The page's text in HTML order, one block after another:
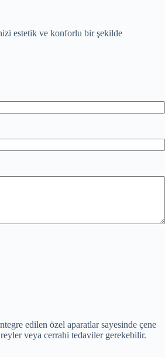
estetik ve konforlu bir şekilde
edilen özel aparatlar sayesinde çene
veya cerrahi tedaviler gerekebilir.